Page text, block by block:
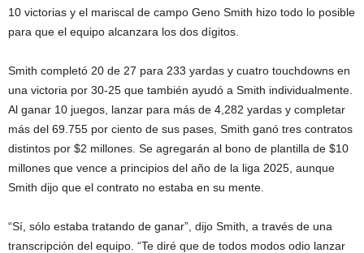
10 victorias y el mariscal de campo Geno Smith hizo todo lo posible
para que el equipo alcanzara los dos dígitos.
Smith completó 20 de 27 para 233 yardas y cuatro touchdowns en
una victoria por 30-25 que también ayudó a Smith individualmente.
Al ganar 10 juegos, lanzar para más de 4,282 yardas y completar
más del 69.755 por ciento de sus pases, Smith ganó tres contratos
distintos por $2 millones. Se agregarán al bono de plantilla de $10
millones que vence a principios del año de la liga 2025, aunque
Smith dijo que el contrato no estaba en su mente.
“Sí, sólo estaba tratando de ganar”, dijo Smith, a través de una
transcripción del equipo. “Te diré que de todos modos odio lanzar